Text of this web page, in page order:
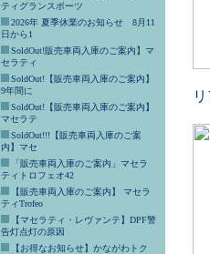
ティグランスポーツ
2026年 夏季休業のお知らせ 8月11
日から1
SoldOut!販売車両入庫のご案内】マ
セラティ
SoldOut!【販売車両入庫のご案内】
9年間に
SoldOut!【販売車両入庫のご案内】
マセラテ
SoldOut!!!【販売車両入庫のご案
内】マセ
「販売車両入庫のご案内」マセラ
ティトロフェオ42
【販売車両入庫のご案内】 マセラ
ティTrofeo
【マセラティ・レヴァンテ】DPF警
告灯点灯の原因
【お得なお知らせ】かながわトク